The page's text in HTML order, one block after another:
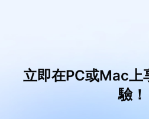
立即在PC或Mac上
驗！